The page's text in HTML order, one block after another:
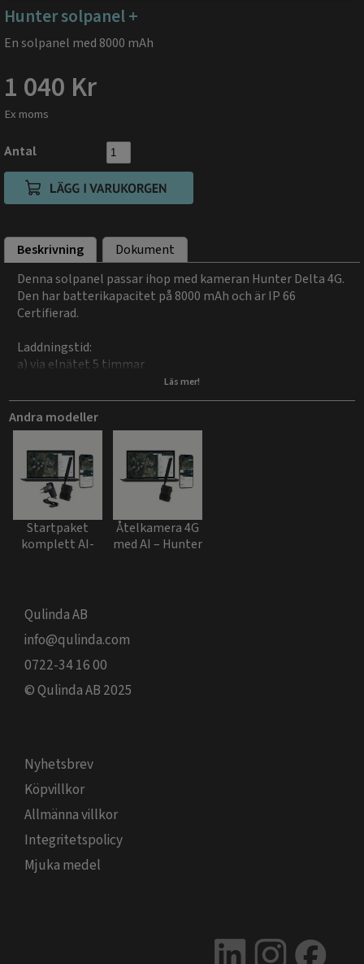
Hunter solpanel +
En solpanel med 8000 mAh
1 040 Kr
Ex moms
Antal
Beskrivning
Dokument
Denna solpanel passar ihop med kameran Hunter Delta 4G.
Den har batterikapacitet på 8000 mAh och är IP 66
Certifierad.
Laddningstid:
a) via elnätet 5 timmar
b) via direkt solljus 40 timmarLäs mer!
Andra modeller
Startpaket
komplett AI-
Åtelkamera 4G
med AI – Hunter
Qulinda AB
info@qulinda.com
0722-34 16 00
© Qulinda AB 2025
Nyhetsbrev
Köpvillkor
Allmänna villkor
Integritetspolicy
Mjuka medel